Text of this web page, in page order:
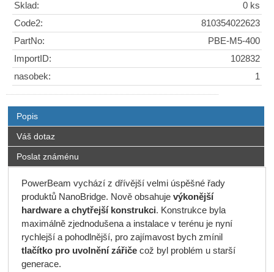
Sklad:
0 ks
Code2:
810354022623
PartNo:
PBE-M5-400
ImportID:
102832
nasobek:
1
Popis
Váš dotaz
Poslat známénu
PowerBeam vychází z dřívější velmi úspěšné řady
produktů NanoBridge. Nově obsahuje výkonější
hardware a chytřejší konstrukci. Konstrukce byla
maximálně zjednodušena a instalace v terénu je nyní
rychlejší a pohodlnější, pro zajímavost bych zmínil
tlačítko pro uvolnění zářičecož byl problém u starší
generace.